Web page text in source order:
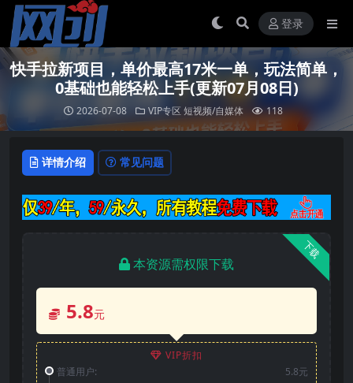
登录
快手拉新项目，单价最高17米一单，玩法简单，
0基础也能轻松上手(更新07月08日)
2026-07-08 VIP专区 短视频/自媒体 118
详情介绍 常见问题
下载
本资源需权限下载
5.8元
VIP折扣
普通用户:
5.8元